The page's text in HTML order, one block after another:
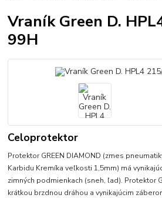
Vraník Green D.
99H
Celoprotektor
Protektor GREEN DIAMOND (zmes
Karbidu Kremíka veľkosti 1,5mm) má
zimných podmienkach (sneh, ľad). Protektor
krátkou brzdnou dráhou a vynikajúcim